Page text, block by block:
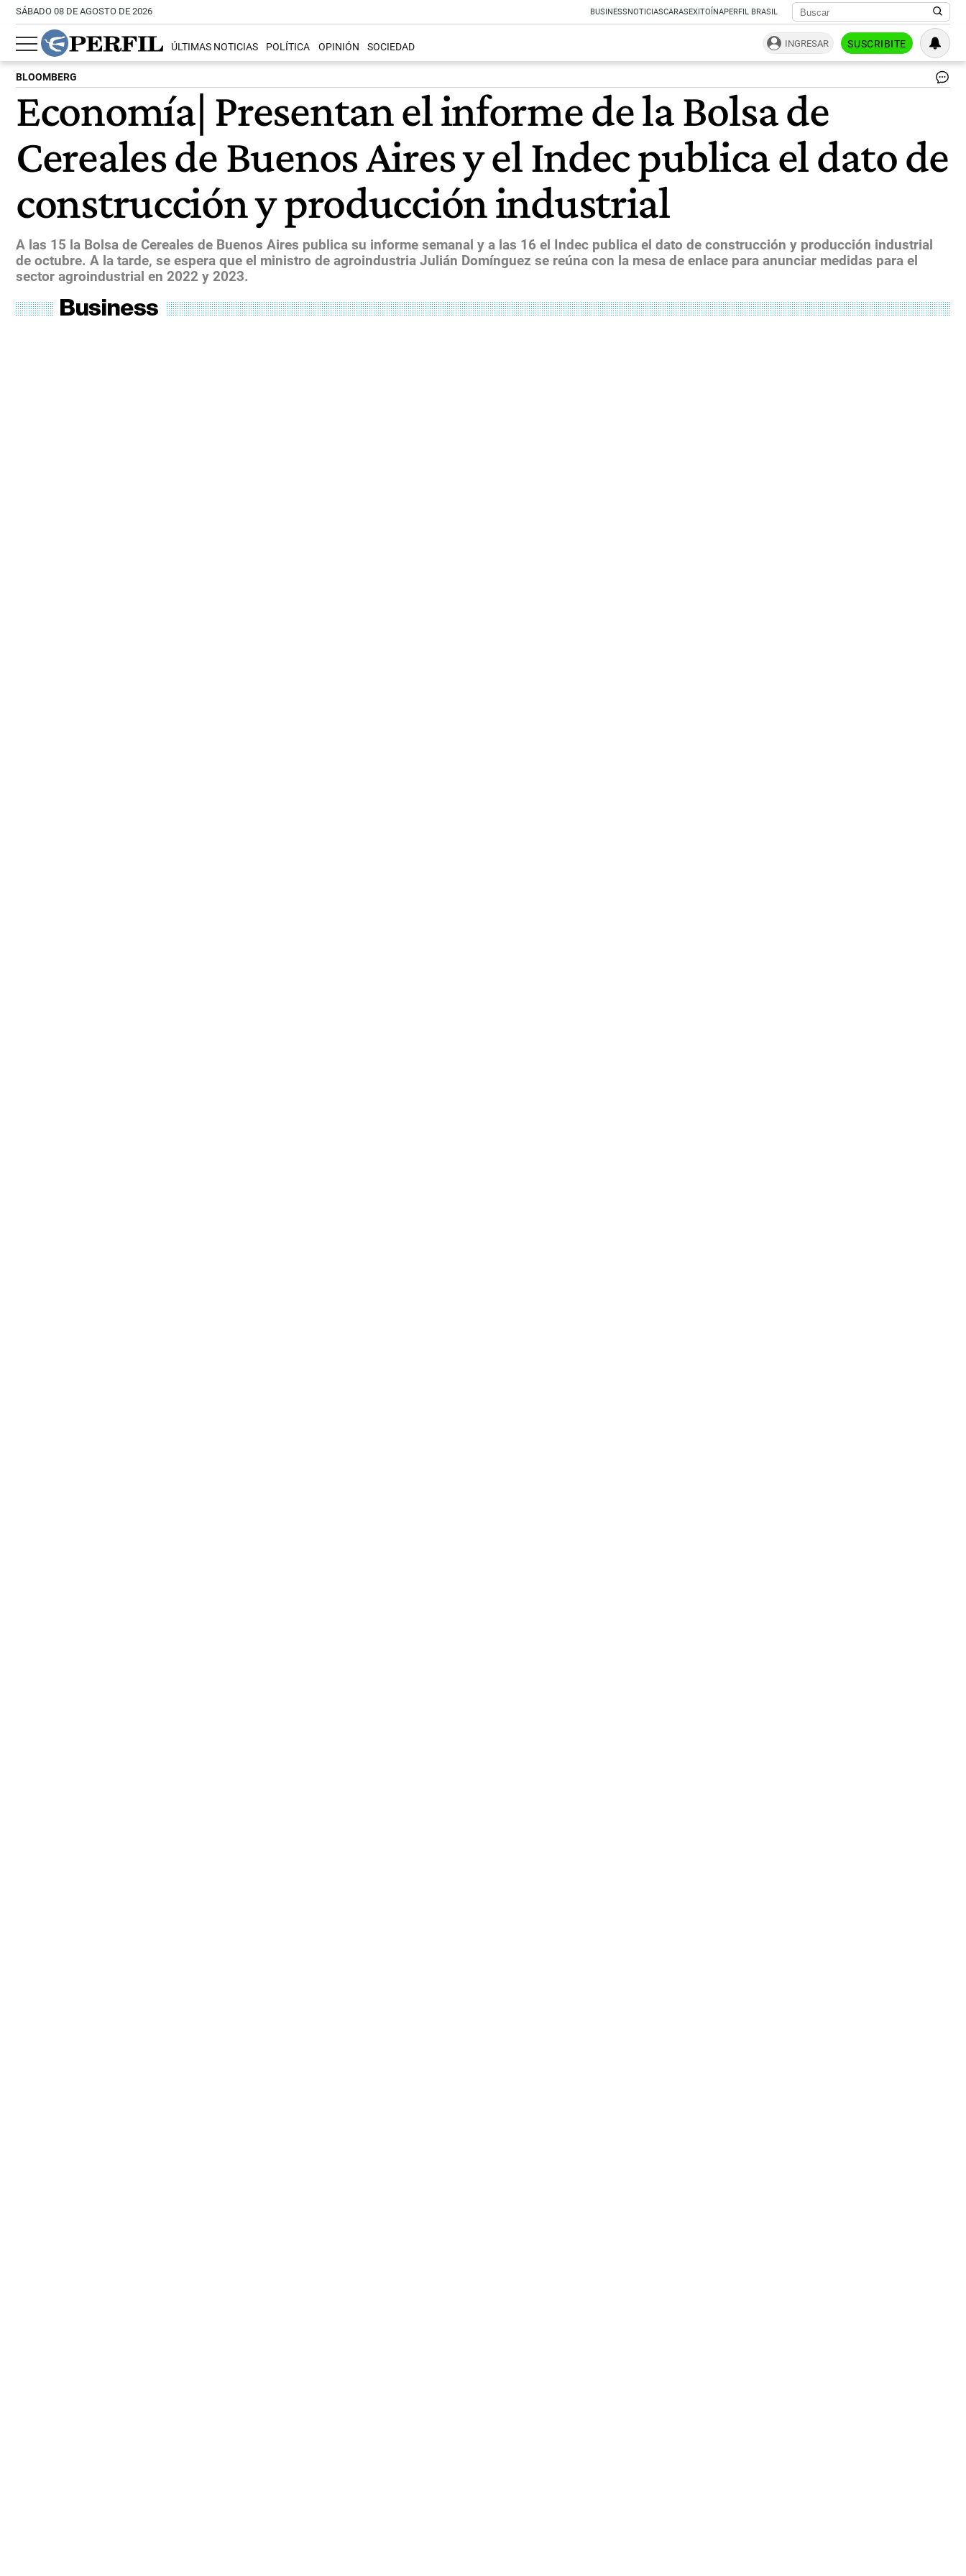
SÁBADO 08 DE AGOSTO DE 2026 BUSINESSNOTICIASCARASEXITOÍNAPERFIL BRASIL
ÚLTIMAS NOTICIAS POLÍTICA OPINIÓN SOCIEDAD INGRESAR SUSCRIBITE
BLOOMBERG
Economía| Presentan el informe de la Bolsa de
Cereales de Buenos Aires y el Indec publica el dato de
construcción y producción industrial
A las 15 la Bolsa de Cereales de Buenos Aires publica su informe semanal y a las 16 el Indec publica el dato de construcción y producción industrial
de octubre. A la tarde, se espera que el ministro de agroindustria Julián Domínguez se reúna con la mesa de enlace para anunciar medidas para el
sector agroindustrial en 2022 y 2023.